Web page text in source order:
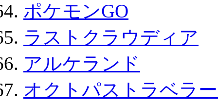
ポケモンGO
ラストクラウディア
アルケランド
オクトパストラベラ